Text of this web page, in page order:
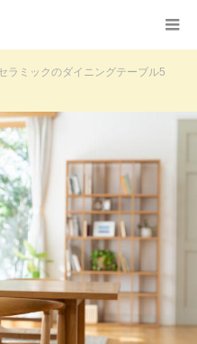
ラミックのダイニングテーブル5